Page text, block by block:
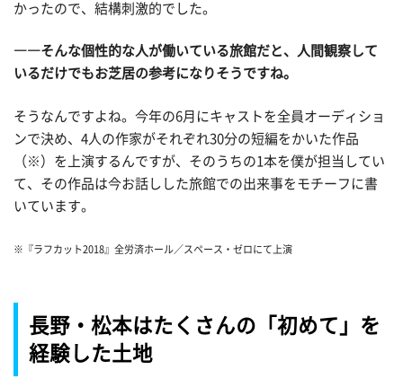
かったので、結構刺激的でした。
――そんな個性的な人が働いている旅館だと、人間観察して
いるだけでもお芝居の参考になりそうですね。
そうなんですよね。今年の6月にキャストを全員オーディショ
ンで決め、4人の作家がそれぞれ30分の短編をかいた作品
（※）を上演するんですが、そのうちの1本を僕が担当してい
て、その作品は今お話しした旅館での出来事をモチーフに書
いています。
※『ラフカット2018』全労済ホール／スペース・ゼロにて上演
長野・松本はたくさんの「初めて」を
経験した土地